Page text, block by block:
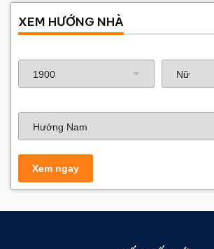
XEM HƯỚNG NHÀ